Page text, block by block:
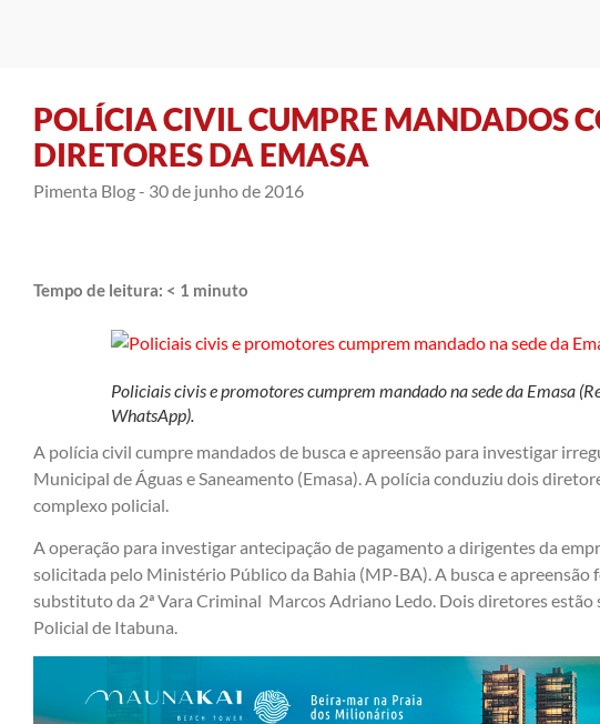
POLÍCIA CIVIL CUMPRE MANDADOS
DIRETORES DA EMASA
Pimenta Blog - 30 de junho de 2016
Tempo de leitura: < 1 minuto
Policiais civis e promotores cumprem mandado na sede da Emasa
WhatsApp).
A polícia civil cumpre mandados de busca e apreensão para investigar
Municipal de Águas e Saneamento (Emasa). A polícia conduziu dois
complexo policial.
A operação para investigar antecipação de pagamento a dirigentes da
solicitada pelo Ministério Público da Bahia (MP-BA). A busca e apreensão
substituto da 2ª Vara Criminal Marcos Adriano Ledo. Dois diretores
Policial de Itabuna.